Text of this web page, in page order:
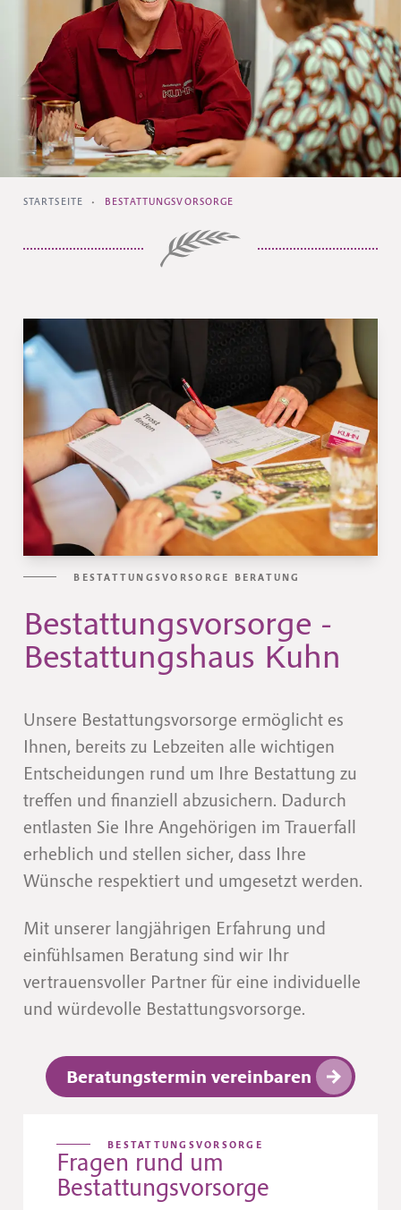
STARTSEITE • BESTATTUNGSVORSORGE
BESTATTUNGSVORSORGE BERATUNG
Bestattungsvorsorge -
Bestattungshaus Kuhn
Unsere Bestattungsvorsorge ermöglicht es
Ihnen, bereits zu Lebzeiten alle wichtigen
Entscheidungen rund um Ihre Bestattung zu
treffen und finanziell abzusichern. Dadurch
entlasten Sie Ihre Angehörigen im Trauerfall
erheblich und stellen sicher, dass Ihre
Wünsche respektiert und umgesetzt werden.
Mit unserer langjährigen Erfahrung und
einfühlsamen Beratung sind wir Ihr
vertrauensvoller Partner für eine individuelle
und würdevolle Bestattungsvorsorge.
Beratungstermin vereinbaren
BESTATTUNGSVORSORGE
Fragen rund um
Bestattungsvorsorge